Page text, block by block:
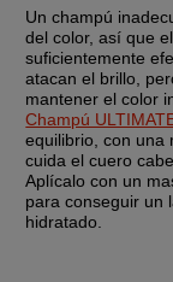
Un champú
del color, así que
suficientemente
atacan el brillo,
Champú
equilibrio, con una
cuida el cuero
Aplícalo con un
para conseguir un
hidratado.